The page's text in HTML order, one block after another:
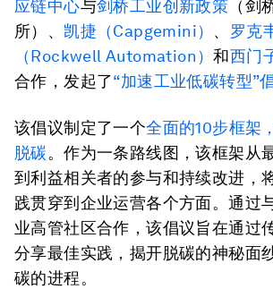
应链中心与剑桥工业创新政策 （剑
所）、 凯捷（Capgemini） 、 罗克
（Rockwell Automation）和西门
合作，发起了“加速工业低碳转型”
该倡议制定了一个全面的10步框架
脱碳。作为一条路线图，该框架从
到利益相关者的参与和持续改进，
践贯穿到企业运营各个方面。通过
业高管社区合作，该倡议旨在通过
分享最佳实践，揭开脱碳的神秘面
碳的进程。